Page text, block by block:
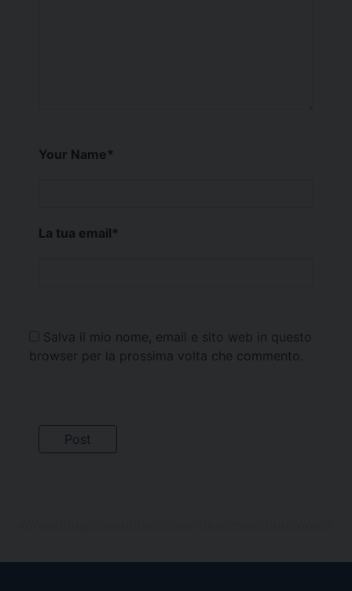
Your Name*
La tua email*
Salva il mio nome, email e sito web in questo
browser per la prossima volta che commento.